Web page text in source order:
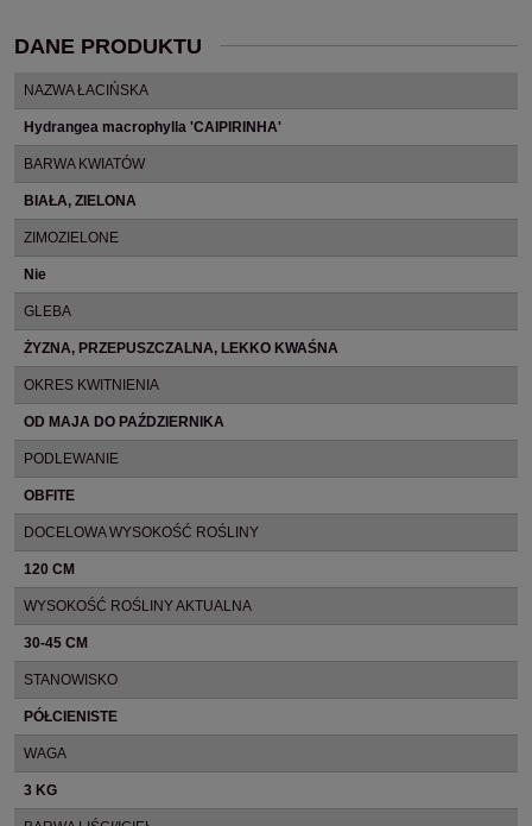
DANE PRODUKTU
NAZWA ŁACIŃSKA
Hydrangea macrophylla 'CAIPIRINHA'
BARWA KWIATÓW
BIAŁA, ZIELONA
ZIMOZIELONE
Nie
GLEBA
ŻYZNA, PRZEPUSZCZALNA, LEKKO KWAŚNA
OKRES KWITNIENIA
OD MAJA DO PAŹDZIERNIKA
PODLEWANIE
OBFITE
DOCELOWA WYSOKOŚĆ ROŚLINY
120 CM
WYSOKOŚĆ ROŚLINY AKTUALNA
30-45 CM
STANOWISKO
PÓŁCIENISTE
WAGA
3 KG